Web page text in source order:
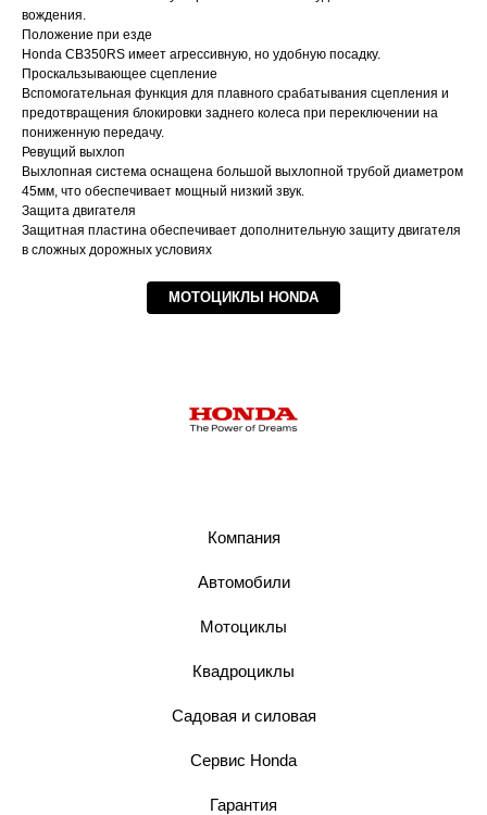
вождения.
Положение при езде
Honda CB350RS имеет агрессивную, но удобную посадку.
Проскальзывающее сцепление
Вспомогательная функция для плавного срабатывания сцепления и
предотвращения блокировки заднего колеса при переключении на
пониженную передачу.
Ревущий выхлоп
Выхлопная система оснащена большой выхлопной трубой диаметром
45мм, что обеспечивает мощный низкий звук.
Защита двигателя
Защитная пластина обеспечивает дополнительную защиту двигателя
в сложных дорожных условиях
МОТОЦИКЛЫ HONDA
Компания
Автомобили
Мотоциклы
Квадроциклы
Садовая и силовая
Сервис Honda
Гарантия